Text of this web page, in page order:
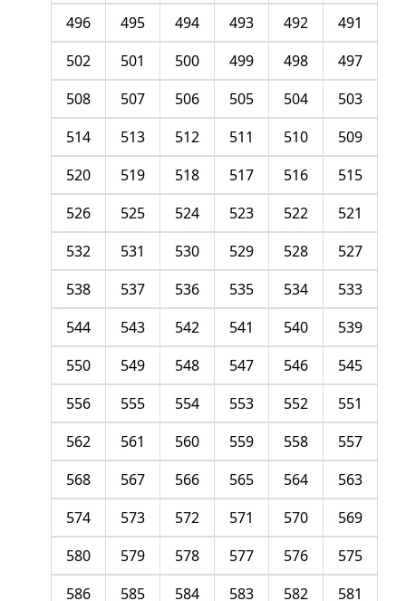
491
492
493
494
495
496
497
498
499
500
501
502
503
504
505
506
507
508
509
510
511
512
513
514
515
516
517
518
519
520
521
522
523
524
525
526
527
528
529
530
531
532
533
534
535
536
537
538
539
540
541
542
543
544
545
546
547
548
549
550
551
552
553
554
555
556
557
558
559
560
561
562
563
564
565
566
567
568
569
570
571
572
573
574
575
576
577
578
579
580
581
582
583
584
585
586